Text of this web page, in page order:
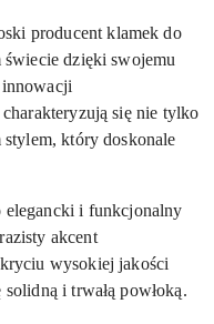
producent klamek do
świecie dzięki swojemu
się nie tylko
który doskonale
elegancki i funkcjonalny
akcent
wysokiej jakości
i trwałą powłoką.